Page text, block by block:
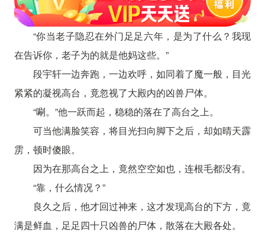
“你当老子隐忍在外门足足六年，是为了什么？我现
在告诉你，老子为的就是他妈这些。”
段宇轩一边奔跑，一边欢呼，如同着了魔一般，目光
紧紧的凝视高台，竟忽视了大殿内的凶兽尸体。
“唰。”他一跃而起，稳稳的落在了高台之上。
可当他满脸笑容，将目光扫向脚下之后，却如晴天霹
雳，顿时傻眼。
因为在那高台之上，竟然空空如也，连根毛都没有。
“靠，什么情况？”
良久之后，他才回过神来，这才发现高台的下方，竟
满是鲜血，足足四十只凶兽的尸体，散落在大殿各处。